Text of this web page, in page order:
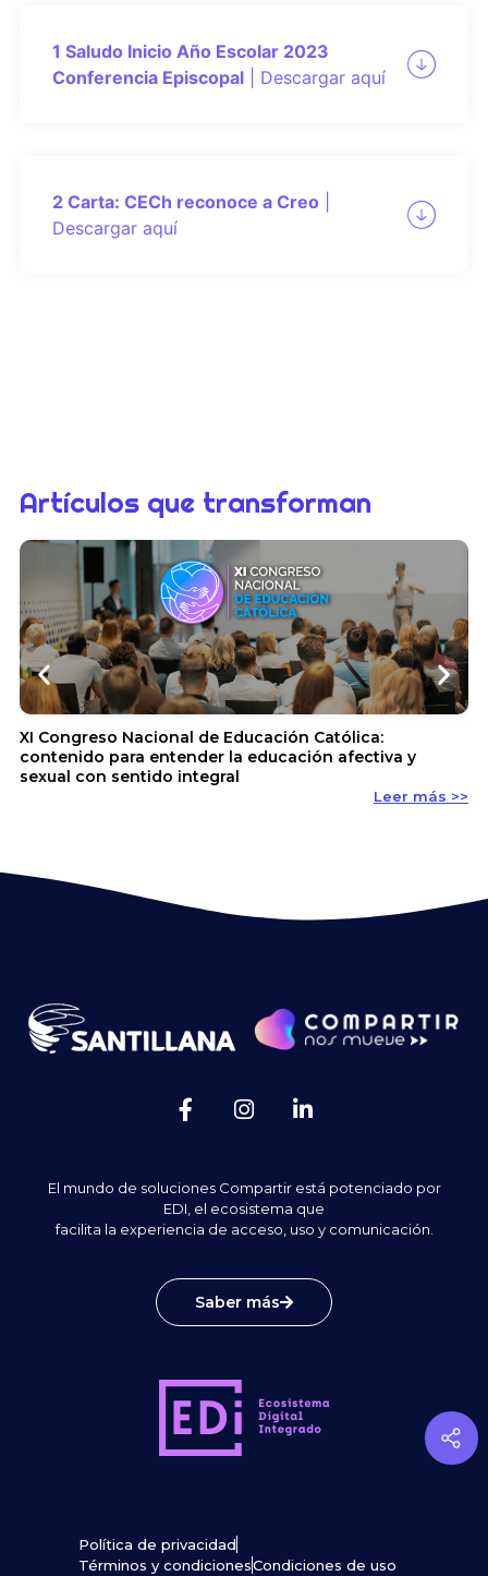
1 Saludo Inicio Año Escolar 2023
Conferencia Episcopal| Descargar aquí
2 Carta: CECh reconoce a Creo
Descargar aquí
Artículos que transforman
XI Congreso Nacional de Educación Católica:
contenido para entender la educación afectiva y
sexual con sentido integral
Leer más >>
El mundo de soluciones Compartir está potenciado por
EDI, el ecosistema que
facilita la experiencia de acceso, uso y comunicación.
Saber más
Política de privacidad
Términos y condicionesCondiciones de uso